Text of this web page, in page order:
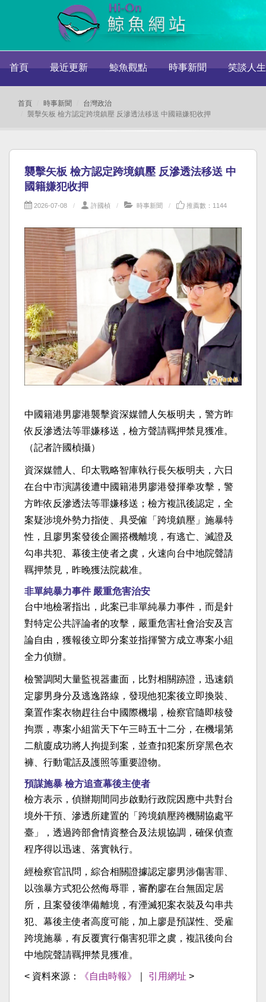
首頁 最近更新 鯨魚觀點 時事新聞 笑談人生
首頁 時事新聞
台灣政治
襲擊矢板 檢方認定跨境鎮壓 反滲透法移送 中國籍嫌犯收押
襲擊矢板 檢方認定跨境鎮壓 反滲透法移送 中
國籍嫌犯收押
2026-07-08 許國楨 時事新聞 推薦數：1144
中國籍港男廖港襲擊資深媒體人矢板明夫，警方昨
依反滲透法等罪嫌移送，檢方聲請羈押禁見獲准。
（記者許國楨攝）
資深媒體人、印太戰略智庫執行長矢板明夫，六日
在台中市演講後遭中國籍港男廖港發揮拳攻擊，警
方昨依反滲透法等罪嫌移送；檢方複訊後認定，全
案疑涉境外勢力指使、具受僱「跨境鎮壓」施暴特
性，且廖男案發後企圖搭機離境，有逃亡、滅證及
勾串共犯、幕後主使者之虞，火速向台中地院聲請
羈押禁見，昨晚獲法院裁准。
非單純暴力事件 嚴重危害治安
台中地檢署指出，此案已非單純暴力事件，而是針
對特定公共評論者的攻擊，嚴重危害社會治安及言
論自由，獲報後立即分案並指揮警方成立專案小組
全力偵辦。
檢警調閱大量監視器畫面，比對相關跡證，迅速鎖
定廖男身分及逃逸路線，發現他犯案後立即換裝、
棄置作案衣物趕往台中國際機場，檢察官隨即核發
拘票，專案小組當天下午三時五十二分，在機場第
二航廈成功將人拘提到案，並查扣犯案所穿黑色衣
褲、行動電話及護照等重要證物。
預謀施暴 檢方追查幕後主使者
檢方表示，偵辦期間同步啟動行政院因應中共對台
境外干預、滲透所建置的「跨境鎮壓跨機關協處平
臺」，透過跨部會情資整合及法規協調，確保偵查
程序得以迅速、落實執行。
經檢察官訊問，綜合相關證據認定廖男涉傷害罪、
以強暴方式犯公然侮辱罪，審酌廖在台無固定居
所，且案發後準備離境，有湮滅犯案衣裝及勾串共
犯、幕後主使者高度可能，加上廖是預謀性、受雇
跨境施暴，有反覆實行傷害犯罪之虞，複訊後向台
中地院聲請羈押禁見獲准。
< 資料來源： 《自由時報》 引用網址 >